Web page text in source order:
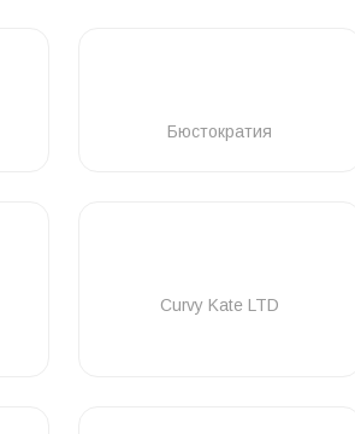
Бюстократия
Curvy Kate LTD